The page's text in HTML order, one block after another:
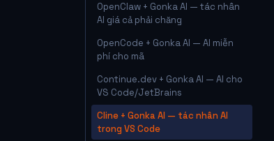
OpenClaw + Gonka AI — tác nhân
AI giá cả phải chăng
OpenCode + Gonka AI — AI miễn
phí cho mã
Continue.dev + Gonka AI — AI cho
VS Code/JetBrains
Cline + Gonka AI — tác nhân AI
trong VS Code